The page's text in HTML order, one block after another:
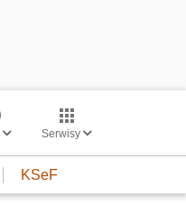
Serwisy
KSeF